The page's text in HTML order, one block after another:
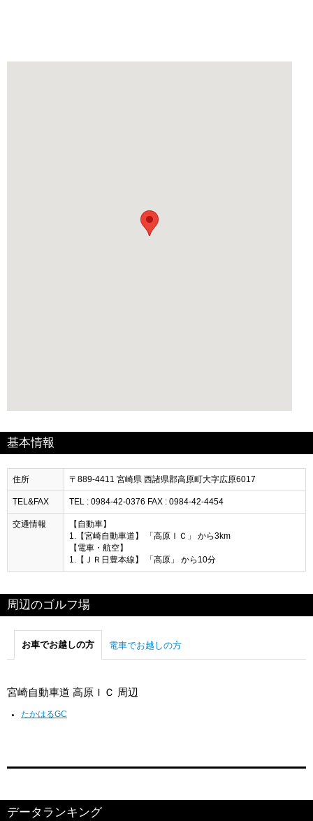
基本情報
住所 〒889-4411 宮崎県 西諸県郡高原町大字広原6017
TEL&FAX TEL : 0984-42-0376 FAX : 0984-42-4454
交通情報
【自動車】
1.【宮崎自動車道】 「高原ＩＣ」 から3km
【電車・航空】
1.【ＪＲ日豊本線】 「高原」 から10分
周辺のゴルフ場
お車でお越しの方 電車でお越しの方
宮崎自動車道 高原ＩＣ 周辺
たかはるGC
データランキング